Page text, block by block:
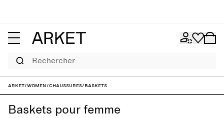
Rechercher
ARKET/Women/Chaussures/Baskets
Baskets pour femme